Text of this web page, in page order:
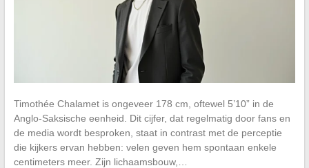
Timothée Chalamet is ongeveer 178 cm, oftewel 5’10” in de
Anglo-Saksische eenheid. Dit cijfer, dat regelmatig door fans en
de media wordt besproken, staat in contrast met de perceptie
die kijkers ervan hebben: velen geven hem spontaan enkele
centimeters meer. Zijn lichaamsbouw,…